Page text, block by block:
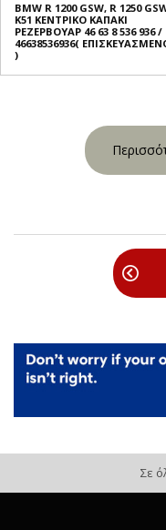
BMW R 1200 GSW, R 1250
K51 ΚΕΝΤΡΙΚΟ ΚΑΠΑΚΙ
ΡΕΖΕΡΒΟΥΑΡ 46 63 8 536 936 /
46638536936(
)
Σε